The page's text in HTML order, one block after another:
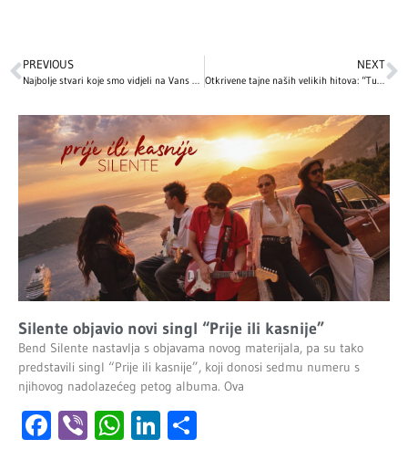
PREVIOUS
Najbolje stvari koje smo vidjeli na Vans Warped Tour 2026 u D.C.
NEXT
Otkrivene tajne naših velikih hitova: “Tuga iz Poršea” i “Sava i Dunav”
Silente objavio novi singl “Prije ili kasnije”
Bend Silente nastavlja s objavama novog materijala, pa su tako
predstavili singl “Prije ili kasnije”, koji donosi sedmu numeru s
njihovog nadolazećeg petog albuma. Ova
Facebook
ViberWhatsApp
LinkedIn